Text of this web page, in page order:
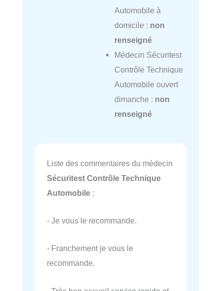
Automobile à
domicile : non
renseigné
Médecin Sécuritest
Contrôle Technique
Automobile ouvert
dimanche : non
renseigné
Liste des commentaires du médecin
Sécuritest Contrôle Technique
Automobile :
- Je vous le recommande.
- Franchement je vous le
recommande.